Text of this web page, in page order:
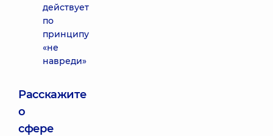
действует
по
принципу
«не
навреди»
Расскажите
о
сфере